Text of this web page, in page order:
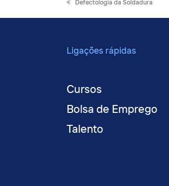
previous
Defectologia da Soldadura
Ligações rápidas
Cursos
Bolsa de Emprego
Talento